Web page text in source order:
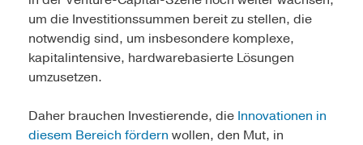
um die Investitionssummen bereit zu stellen, die
notwendig sind, um insbesondere komplexe,
kapitalintensive, hardwarebasierte Lösungen
umzusetzen.
Daher brauchen Investierende, die Innovationen in
diesem Bereich fördern wollen, den Mut, in